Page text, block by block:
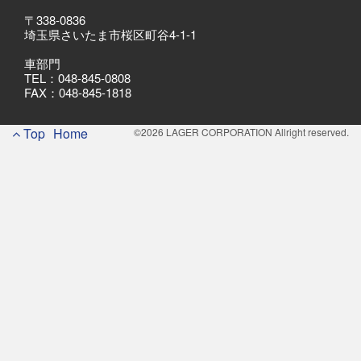
〒338-0836
埼玉県さいたま市桜区町谷4-1-1
車部門
TEL：048-845-0808
FAX：048-845-1818
Footer
Top Home ©2026 LAGER CORPORATION Allright reserved.